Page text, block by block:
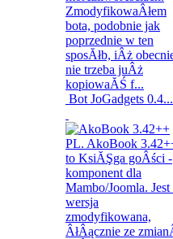
Bot JoGadgets 0.4...